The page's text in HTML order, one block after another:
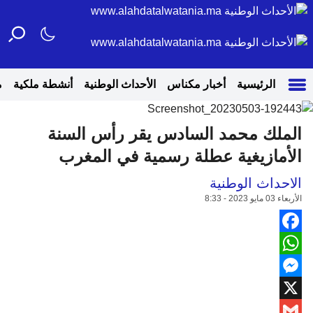
الرئيسية أخبار مكناس الأحداث الوطنية أنشطة ملكية
الملك محمد السادس يقر رأس السنة
الأمازيغية عطلة رسمية في المغرب
الاحداث الوطنية
الأربعاء 03 مايو 2023 - 8:33
Facebook
WhatsApp
Messenger
X